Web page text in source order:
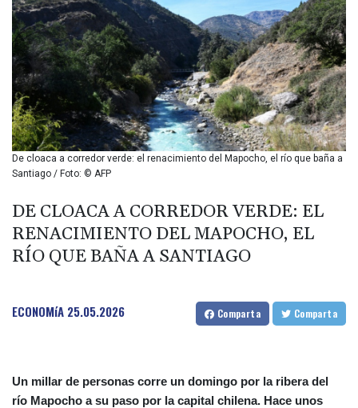
BHD 0.377796
BIF 2994.283829
BMD 1
BND 1.284641
BOB 12.117713
BRL 5.110598
BSD 1.001871
BTN 95.346152
BWP 13.550126
BZD 2.01494
CDF
CLP 915.8799
CNY 6.74905
CRC 455.750926
CUC 1
De cloaca a corredor verde: el renacimiento del Mapocho, el río que baña a
Santiago / Foto: © AFP
DE CLOACA A CORREDOR VERDE: EL
RENACIMIENTO DEL MAPOCHO, EL
RÍO QUE BAÑA A SANTIAGO
ECONOMíA 25.05.2026 Comparta Comparta
Un millar de personas corre un domingo por la ribera del
río Mapocho a su paso por la capital chilena. Hace unos